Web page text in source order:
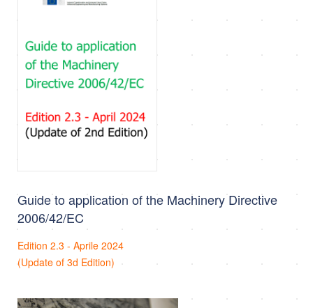
Guide to application of the Machinery Directive
2006/42/EC
Edition 2.3 - Aprile 2024
(Update of 3d Edition)